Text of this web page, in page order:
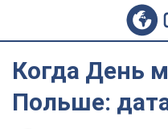
Когда День
Польше: